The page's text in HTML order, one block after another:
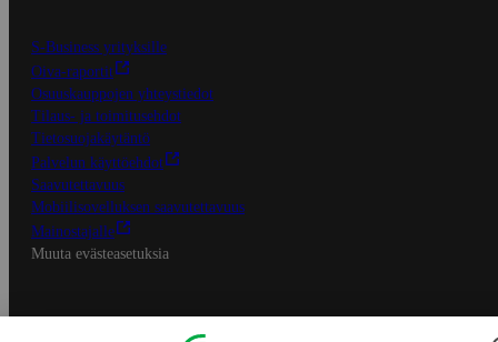
S-Business yrityksille
Oiva-raportit
Osuuskauppojen yhteystiedot
Tilaus- ja toimitusehdot
Tietosuojakäytäntö
Palvelun käyttöehdot
Saavutettavuus
Mobiilisovelluksen saavutettavuus
Mainostajalle
Muuta evästeasetuksia